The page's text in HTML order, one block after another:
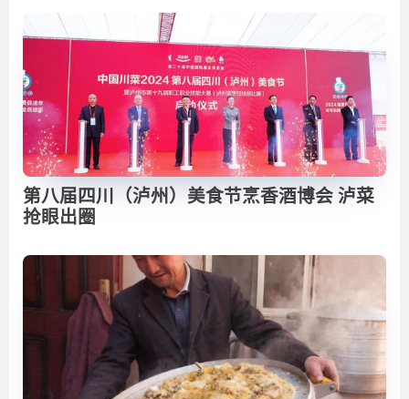
第八届四川（泸州）美食节烹香酒博会 泸菜
抢眼出圈